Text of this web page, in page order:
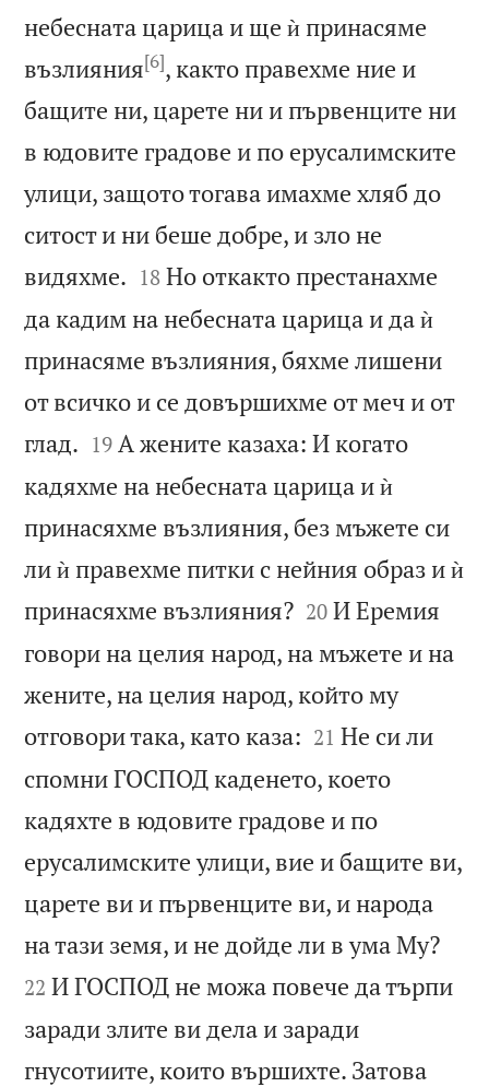
небесната царица и ще ѝ принасяме
възлияния[6], както правехме ние и
бащите ни, царете ни и първенците ни
в юдовите градове и по ерусалимските
улици, защото тогава имахме хляб до
ситост и ни беше добре, и зло не
видяхме. 

18 Но откакто престанахме
да кадим на небесната царица и да ѝ
принасяме възлияния, бяхме лишени
от всичко и се довършихме от меч и от
глад. 

19 А жените казаха: И когато
кадяхме на небесната царица и ѝ
принасяхме възлияния, без мъжете си
ли ѝ правехме питки с нейния образ и ѝ
принасяхме възлияния?
20 И Еремия
говори на целия народ, на мъжете и на
жените, на целия народ, който му
отговори така, като каза: 

21 Не си ли
спомни ГОСПОД каденето, което
кадяхте в юдовите градове и по
ерусалимските улици, вие и бащите ви,
царете ви и първенците ви, и народа
на тази земя, и не дойде ли в ума Му?
22 И ГОСПОД не можа повече да търпи
заради злите ви дела и заради
гнусотиите, които вършихте. Затова